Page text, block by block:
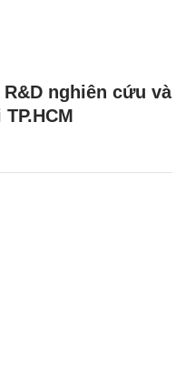
nghiên cứu và